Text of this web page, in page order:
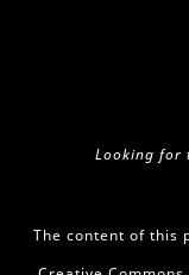
Looking for
The content of this